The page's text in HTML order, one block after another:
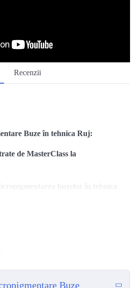
Recenzii
Buze în tehnica Ruj:
de MasterClass la
Buze